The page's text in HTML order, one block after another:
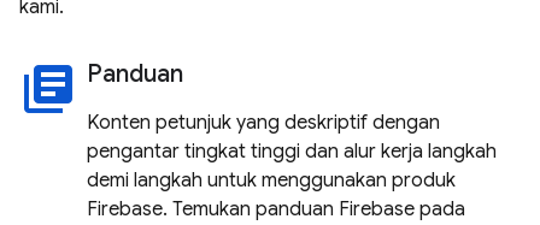
kami.
library_books Panduan
Konten petunjuk yang deskriptif dengan
pengantar tingkat tinggi dan alur kerja langkah
demi langkah untuk menggunakan produk
Firebase. Temukan panduan Firebase pada